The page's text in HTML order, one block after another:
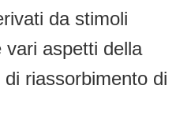
da stimoli
vari aspetti della
riassorbimento di